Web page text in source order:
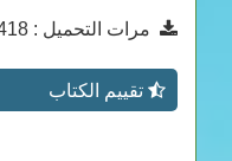
مرات التحميل : 4418
تقييم الكتاب